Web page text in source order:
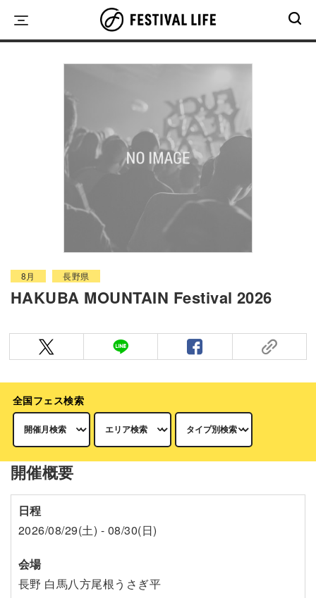
content
8月 長野県
HAKUBA MOUNTAIN Festival 2026
全国フェス検索
開催概要
日程
2026/08/29(土) - 08/30(日)
会場
長野 白馬八方尾根うさぎ平